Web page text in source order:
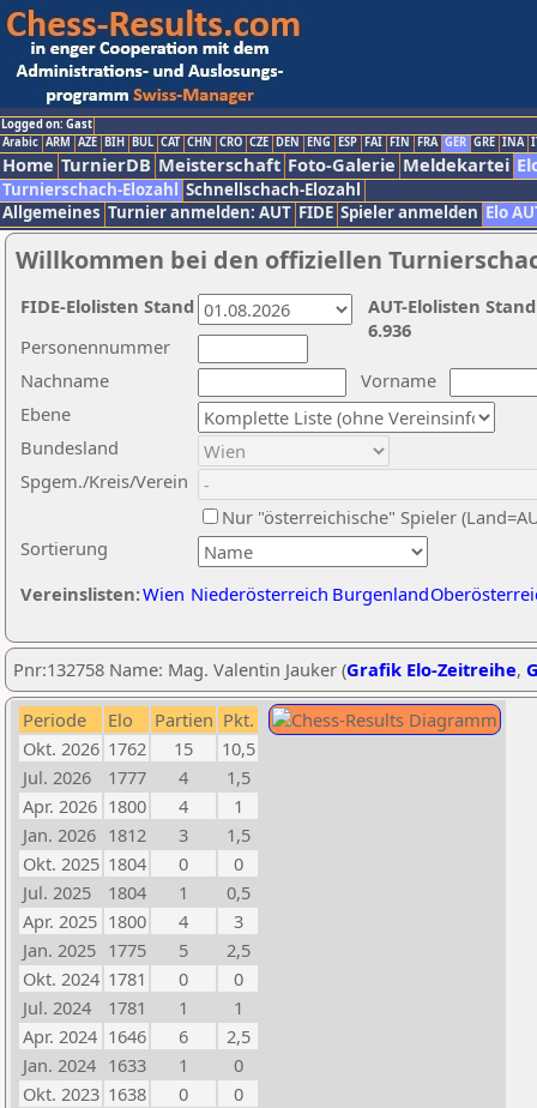
Logged on: Gast
Arabic ARM AZE BIH BUL CAT CHN CRO CZE DEN ENG ESP FAI FIN FRA GER GRE INA
Home TurnierDB Meisterschaft Foto-Galerie Meldekartei
Turnierschach-Elozahl Schnellschach-Elozahl
Allgemeines Turnier anmelden: AUT FIDE Spieler anmelden Elo
Willkommen bei den offiziellen
Nachname
Vorname
Ebene
Sortierung
Personennummer
Bundesland
Spgem./Kreis/Verein
Nur "österreichische" Spieler
Vereinslisten:Wien Niederösterreich Burgenland
AUT-Elolisten
6.936
FIDE-Elolisten Stand
Pnr:132758 Name: Mag. Valentin Jauker (Grafik Elo-Zeitreihe,
Periode Elo Partien Pkt.
Okt. 2026 1762 15
10,5
Jul. 2026
1777 4
1,5
Apr. 2026 1800 4
1
Jan. 2026 1812 3
1,5
Okt. 2025 1804 0
0
Jul. 2025
1804 1
0,5
Apr. 2025 1800 4
3
Jan. 2025 1775 5
2,5
Okt. 2024 1781 0
0
Jul. 2024
1781 1
1
Apr. 2024 1646 6
2,5
Jan. 2024 1633 1
0
Okt. 2023 1638 0
0